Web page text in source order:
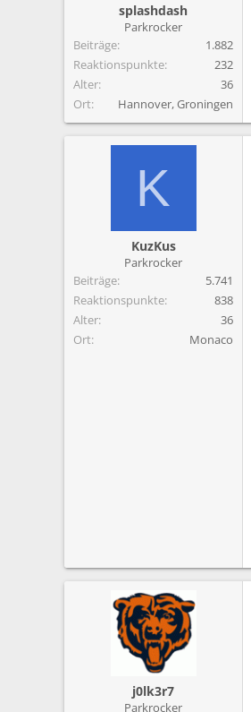
splashdash
Parkrocker
Beiträge
1.882
Reaktionspunkte
232
Alter
36
Ort
Hannover, Groningen
K
KuzKus
Parkrocker
Beiträge
5.741
Reaktionspunkte
838
Alter
36
Ort
Monaco
j0lk3r7
Parkrocker